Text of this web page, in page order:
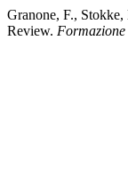
Granone, F.,
Review.